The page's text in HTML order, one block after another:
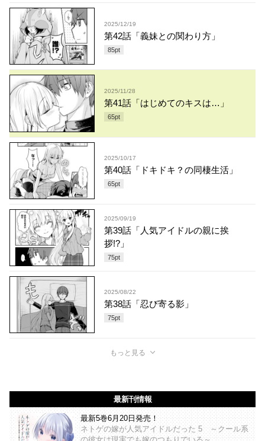
2025/12/19
第42話「義妹との関わり方」
85pt
2025/11/28
第41話「はじめてのキスは…」
65pt
2025/10/17
第40話「ドキドキ？の同棲生活」
65pt
2025/09/19
第39話「人気アイドルの親に挨
拶!?」
75pt
2025/08/22
第38話「忍び寄る影」
75pt
もっと見る
最新刊情報
最新5巻6月20日発売！
ネトゲの嫁が人気アイドルだった 5 ～クール系